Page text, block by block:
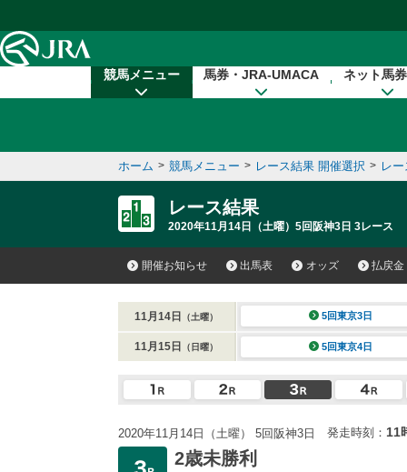
競馬メニュー 馬券・JRA-UMACA ネット馬
ホーム > 競馬メニュー > レース結果 開催選択 > レ
レース結果
2020年11月14日（土曜）5回阪神3日 3レース
開催お知らせ 出馬表 オッズ 払戻金
11月14日 （土曜） 5回東京3日
11月15日 （日曜） 5回東京4日
2020年11月14日（土曜） 5回阪神3日 発走時刻： 11
2歳未勝利